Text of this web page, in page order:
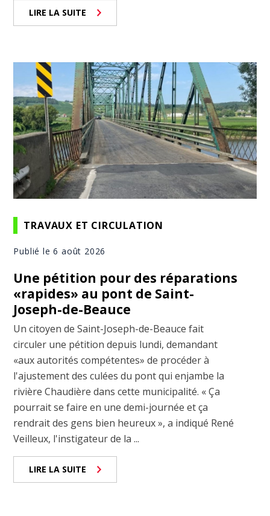
LIRE LA SUITE
TRAVAUX ET CIRCULATION
Publié le 6 août 2026
Une pétition pour des réparations
«rapides» au pont de Saint-
Joseph-de-Beauce
Un citoyen de Saint-Joseph-de-Beauce fait
circuler une pétition depuis lundi, demandant
«aux autorités compétentes» de procéder à
l'ajustement des culées du pont qui enjambe la
rivière Chaudière dans cette municipalité. « Ça
pourrait se faire en une demi-journée et ça
rendrait des gens bien heureux », a indiqué René
Veilleux, l'instigateur de la ...
LIRE LA SUITE